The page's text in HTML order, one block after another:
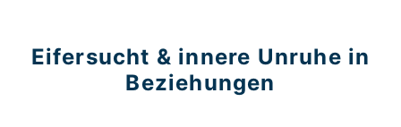
Eifersucht & innere Unruhe in
Beziehungen